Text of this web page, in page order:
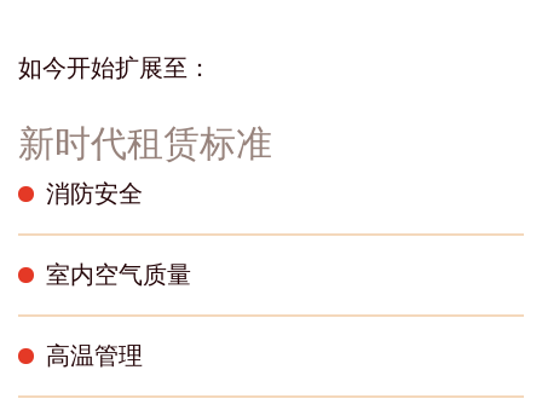
如今开始扩展至：
新时代租赁标准
消防安全
室内空气质量
高温管理